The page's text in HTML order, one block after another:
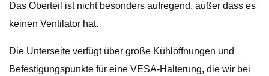
Das Oberteil ist nicht besonders aufregend, außer dass es
keinen Ventilator hat.
Die Unterseite verfügt über große Kühlöffnungen und
Befestigungspunkte für eine VESA-Halterung, die wir bei